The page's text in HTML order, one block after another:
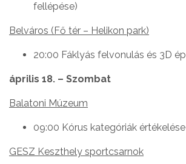
fellépése)
Belváros (Fő tér – Helikon park)
20:00 Fáklyás felvonulás és 3D
április 18. – Szombat
Balatoni Múzeum
09:00 Kórus kategóriák
GESZ Keszthely sportcsarnok